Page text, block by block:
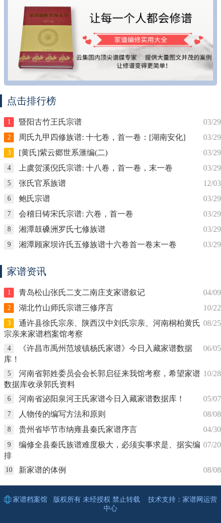
点击排行榜
03/29
1
暨阳古竹王氏宗谱
03/29
2
周氏九甲四修族谱: 十七卷，首一卷：[湖南安化]
03/29
3
[黄氏]紫云郷世系滙编(二)
03/29
4
上虞贺溪倪氏宗谱: 十八卷，首一卷，末一卷
12/03
5
张氏官系族谱
03/29
6
鲍氏宗谱
03/29
7
会稽日铸宋氏宗谱: 六卷，首一卷
03/29
8
湘潭鼓磉洲罗氏七修族谱
03/29
9 湘潭顾家坝许氏五修族谱十六卷首一卷末一卷
家谱资讯
04/09
1
青岛松山张氏二支二南庄支家谱叙记
10/22
2
湖北竹山师氏宗谱三修序言
08/25
3 通许县徐氏宗亲、陕西汉中刘氏宗亲、河南桐柏黄氏
宗亲来家谱档案馆考察
06/05
4 《许昌市禹州范坡镇杨氏家谱》今日入藏家谱数据
库！
10/28
5 河南省郭姓委员会会长郭启征来我馆考察，希望家谱
数据库收录郭氏资料
05/07
6
河南省泌阳泉河王氏家谱今日入藏家谱数据库！
08/08
7
人物传的编写方法和原则
04/30
8
贵州省毕节市纳雍县秦氏家谱序言
07/20
9 编修全县秦氏族谱难度极大，必须实事求是、据实编
排
08/08
10 新家谱的体例
家谱档案馆 版权所有 未经授权 禁止转载 技术支持： 家谱网运营
中心